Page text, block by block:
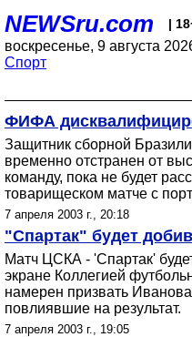
NEWSru.com |
воскресенье, 9 августа
Спорт
ФИФА
Защитник сборной
временно отстранен от
команду, пока не будет
товарищеском матче с
7 апреля 2003 г., 20:18
"Спартак" будет
Матч ЦСКА - 'Спартак'
экране Коллегией
намерен призвать
повлиявшие на результат.
7 апреля 2003 г., 19:05